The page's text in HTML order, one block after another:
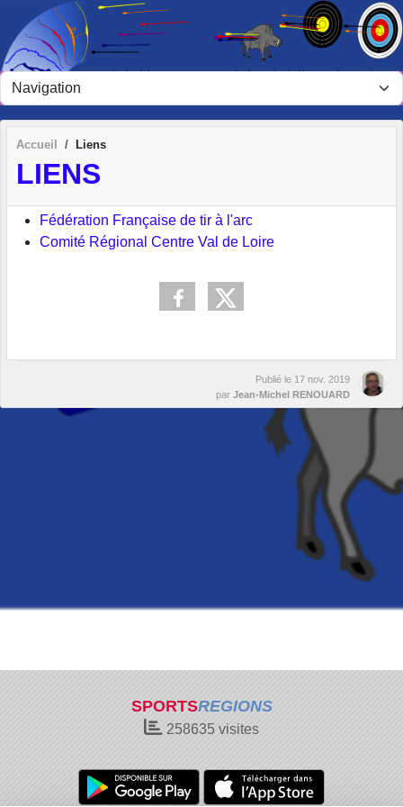
Accueil Liens
LIENS
Fédération Française de tir à l'arc
Comité Régional Centre Val de Loire
Publié le 17 nov. 2019
par Jean-Michel RENOUARD
SPORTSREGIONS
258635 visites
Panneau de gestion des cookies